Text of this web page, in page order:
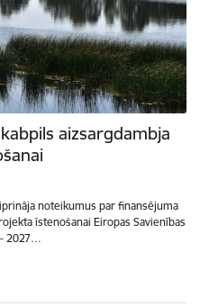
aizsargdambja
noteikumus par finansējuma
īstenošanai Eiropas Savienības
2027…